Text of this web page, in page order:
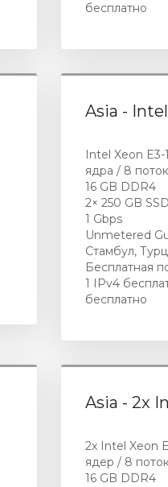
бесплатно
Asia -
Intel Xeon E3-
ядра / 8
16 GB DDR4
2× 250 GB SSD
1 Gbps
Unmetered
Стамбул,
Бесплатная
1 IPv4
бесплатно
Asia - 2x
2x Intel Xeon
ядер / 8
16 GB DDR4